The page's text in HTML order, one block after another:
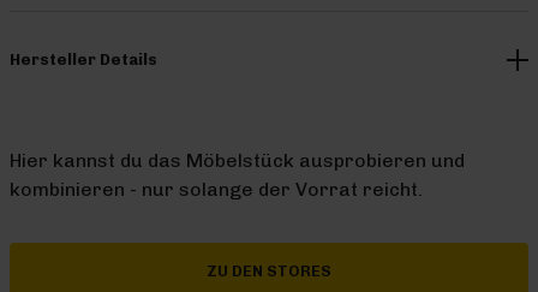
Hersteller Details
Hier kannst du das Möbelstück ausprobieren und
kombinieren - nur solange der Vorrat reicht.
ZU DEN STORES